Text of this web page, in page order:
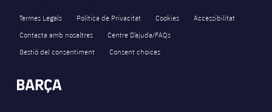
Termes Legals Política de Privacitat Cookies
Accessibilitat
Contacta amb nosaltres
Centre D’ajuda/FAQs
Gestió del consentiment
Consent choices